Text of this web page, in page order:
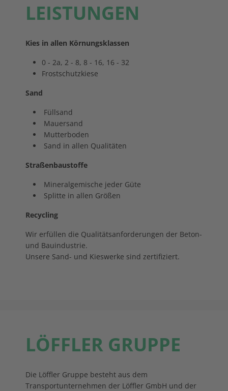
LEISTUNGEN
Kies in allen Körnungsklassen
0 - 2a, 2 - 8, 8 - 16, 16 - 32
Frostschutzkiese
Sand
Füllsand
Mauersand
Mutterboden
Sand in allen Qualitäten
Straßenbaustoffe
Mineralgemische jeder Güte
Splitte in allen Größen
Recycling
Wir erfüllen die Qualitätsanforderungen der Beton-
und Bauindustrie.
Unsere Sand- und Kieswerke sind zertifiziert.
LÖFFLER GRUPPE
Die Löffler Gruppe besteht aus dem
Transportunternehmen der Löffler GmbH und der